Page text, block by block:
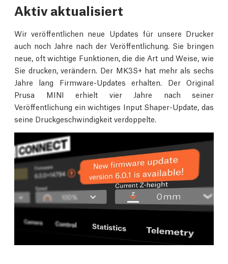
Aktiv aktualisiert
Wir veröffentlichen neue Updates für unsere Drucker
auch noch Jahre nach der Veröffentlichung. Sie bringen
neue, oft wichtige Funktionen, die die Art und Weise, wie
Sie drucken, verändern. Der MK3S+ hat mehr als sechs
Jahre lang Firmware-Updates erhalten. Der Original
Prusa MINI erhielt vier Jahre nach seiner
Veröffentlichung ein wichtiges Input Shaper-Update, das
seine Druckgeschwindigkeit verdoppelte.